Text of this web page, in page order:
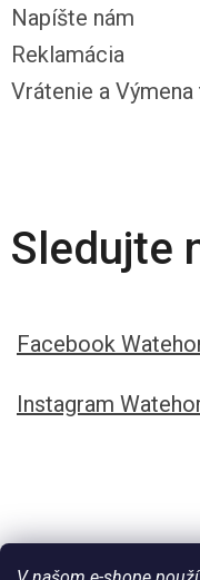
Napíšte nám
Reklamácia
Vrátenie a
Sledujte
Facebook
Instagram